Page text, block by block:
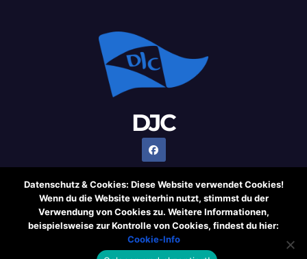
DJC
Stolz präsentiert von WordPress|Theme: Newsup von
Themeansar
Datenschutz & Cookies: Diese Website verwendet Cookies!
Wenn du die Website weiterhin nutzt, stimmst du der
Verwendung von Cookies zu. Weitere Informationen,
beispielsweise zur Kontrolle von Cookies, findest du hier:
Cookie-Info